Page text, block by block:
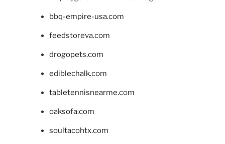
bbq-empire-usa.com
feedstoreva.com
drogopets.com
ediblechalk.com
tabletennisnearme.com
oaksofa.com
soultacohtx.com